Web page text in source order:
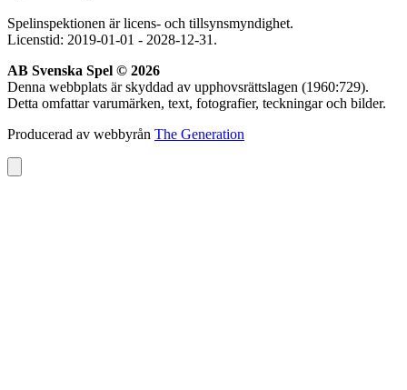
Spelinspektionen är licens- och tillsynsmyndighet.
Licenstid: 2019-01-01 - 2028-12-31.
AB Svenska Spel © 2026
Denna webbplats är skyddad av upphovsrättslagen (1960:729).
Detta omfattar varumärken, text, fotografier, teckningar och bilder.
Producerad av webbyrån The Generation